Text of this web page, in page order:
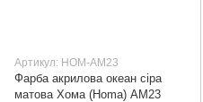
Артикул: HOM-AM23
Фарба акрилова океан сіра
матова Хома (Homa) АМ23